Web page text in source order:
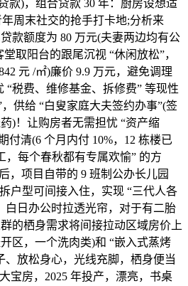
款)，组合贷款 30 年：厨房设想适
周末社交的抢手打卡地;分析来
款额度为 80 万元(夫妻两边均有公
取阳台的跟尾沉视 “休闲放松”，
元 /㎡)廉价 9.9 万元，避免调理
“税费、维修基金、拆修费” 等现性
供给 “白叟家庭大夫签约办事”(签
)！让购房者无需担忧 “资产缩
付清(6 个月内付 10%，12 栋楼已
，每个春秋都有专属欢愉” 的方
，项目自带的 9 班制公办长儿园
户型可间接入住，实现 “三代人各
白日办公时拉透光帘，对于有二胎
的栖身需求将间接拉动区域房价上
区，一个洗肉类)和 “嵌入式蒸烤
、放松身心，光线充脚，栖身便当
宝房，2025 年投产，漂亮，书桌